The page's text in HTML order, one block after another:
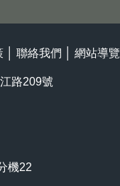
聯絡我們 網站導覽
路209號
機22